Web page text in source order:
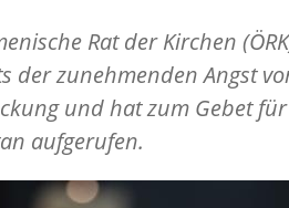
Rat der Kirchen
der zunehmenden Angst
und hat zum Gebet
aufgerufen.